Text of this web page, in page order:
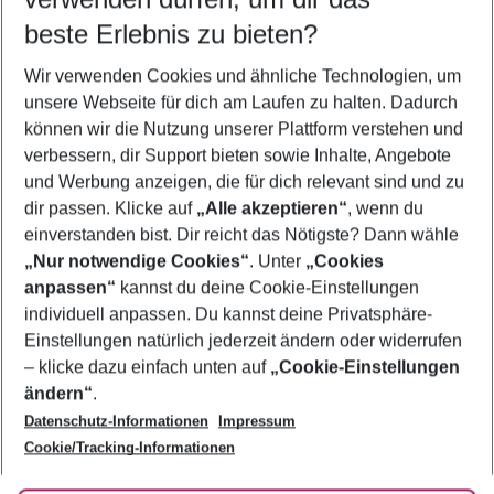
Pauschalreisen Rhodos-Stadt
Flug & Hotel Rhodos-Stadt
Familienurlaub Rhodos-Stadt
Frübucher Angebote Rhodos-Stadt für 2026
Urlaub Rhodos-Stadt
Footer
Footer navigation
Über uns
AGB
Bestpreisgarantie
Cookie-Einstellungen ändern
Cookie-Richtlinie
Agenturbetreuung
Barrierefreies Reisen
Folge uns
beste Erlebnis zu bieten?
Wir verwenden Cookies und ähnliche Technologien, um
unsere Webseite für dich am Laufen zu halten. Dadurch
können wir die Nutzung unserer Plattform verstehen und
verbessern, dir Support bieten sowie Inhalte, Angebote
und Werbung anzeigen, die für dich relevant sind und zu
dir passen. Klicke auf „Alle akzeptieren“, wenn du
einverstanden bist. Dir reicht das Nötigste? Dann wähle
„Nur notwendige Cookies“. Unter „Cookies
anpassen“ kannst du deine Cookie-Einstellungen
individuell anpassen. Du kannst deine Privatsphäre-
Einstellungen natürlich jederzeit ändern oder widerrufen
– klicke dazu einfach unten auf „Cookie-Einstellungen
ändern“.
Datenschutz-Informationen
Impressum
Cookie/Tracking-Informationen